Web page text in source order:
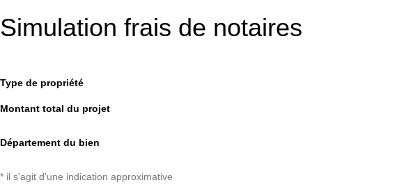
Simulation frais de notaires
Type de propriété
Montant total du projet
Département du bien
* il s'agit d'une indication approximative